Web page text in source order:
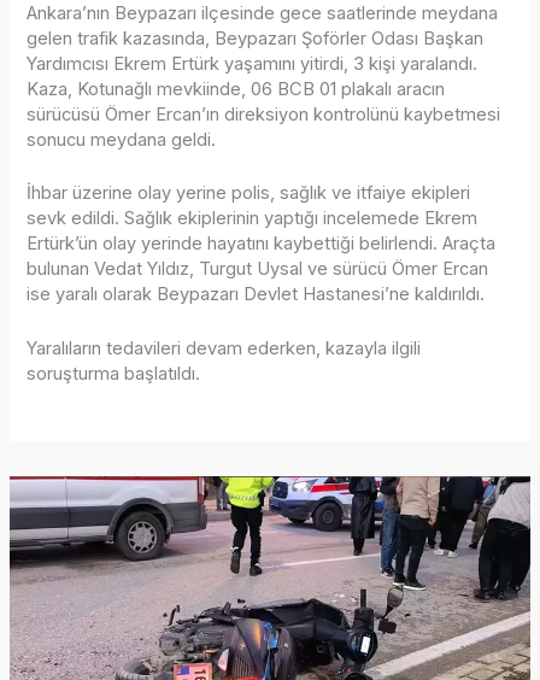
Ankara’nın Beypazarı ilçesinde gece saatlerinde meydana
gelen trafik kazasında, Beypazarı Şoförler Odası Başkan
Yardımcısı Ekrem Ertürk yaşamını yitirdi, 3 kişi yaralandı.
Kaza, Kotunağlı mevkiinde, 06 BCB 01 plakalı aracın
sürücüsü Ömer Ercan’ın direksiyon kontrolünü kaybetmesi
sonucu meydana geldi.
İhbar üzerine olay yerine polis, sağlık ve itfaiye ekipleri
sevk edildi. Sağlık ekiplerinin yaptığı incelemede Ekrem
Ertürk’ün olay yerinde hayatını kaybettiği belirlendi. Araçta
bulunan Vedat Yıldız, Turgut Uysal ve sürücü Ömer Ercan
ise yaralı olarak Beypazarı Devlet Hastanesi’ne kaldırıldı.
Yaralıların tedavileri devam ederken, kazayla ilgili
soruşturma başlatıldı.